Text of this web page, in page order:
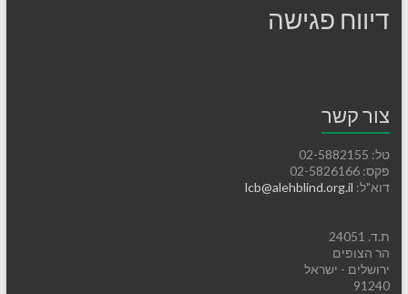
דיווח פגישה
צור קשר
טל: 02-5882155
פקס: 02-5826166
דוא"ל:
ת.ד. 24051
הר הצופים
ירושלים - ישראל
91240